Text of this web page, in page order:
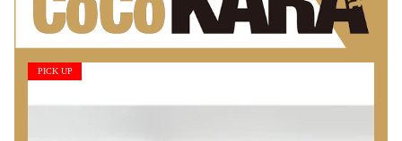
PICK UP